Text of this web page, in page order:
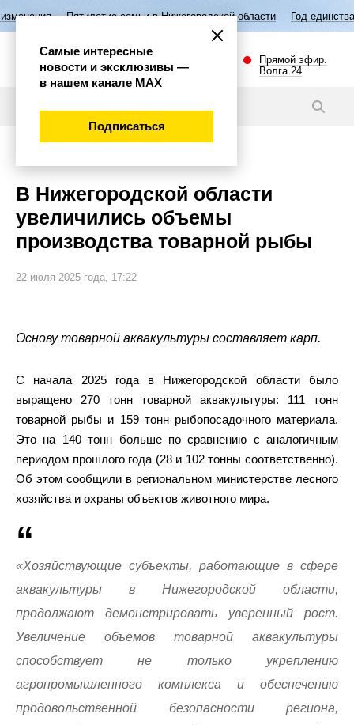
семьи в Нижегородской области Год единства народов России
Прямой эфир.
Волга 24
В Нижегородской области
увеличились объемы
производства товарной рыбы
22 июля 2025 года, 17:22
Основу товарной аквакультуры составляет карп.
С начала 2025 года в Нижегородской области было
выращено 270 тонн товарной аквакультуры: 111 тонн
товарной рыбы и 159 тонн рыбопосадочного материала.
Это на 140 тонн больше по сравнению с аналогичным
периодом прошлого года (28 и 102 тонны соответственно).
Об этом сообщили в региональном министерстве лесного
хозяйства и охраны объектов животного мира.
«Хозяйствующие субъекты, работающие в сфере
аквакультуры в Нижегородской области,
продолжают демонстрировать уверенный рост.
Увеличение объемов товарной аквакультуры
способствует не только укреплению
агропромышленного комплекса и обеспечению
продовольственной безопасности региона,
Самые интересные
новости и эксклюзивы —
в нашем канале МАХ
Подписаться